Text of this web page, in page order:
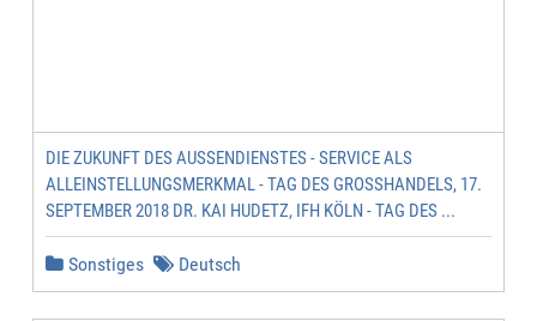
DIE ZUKUNFT DES AUSSENDIENSTES - SERVICE ALS A
LLEINSTELLUNGSMERKMAL - TAG DES GROSSHANDELS, 17. SE
PTEMBER 2018 DR. KAI HUDETZ, IFH KÖLN - TAG DES ...
Sonstiges Deutsch